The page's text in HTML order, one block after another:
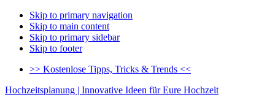
Skip to primary navigation
Skip to main content
Skip to primary sidebar
Skip to footer
>> Kostenlose Tipps, Tricks & Trends <<
Hochzeitsplanung | Innovative Ideen für Eure Hochzeit